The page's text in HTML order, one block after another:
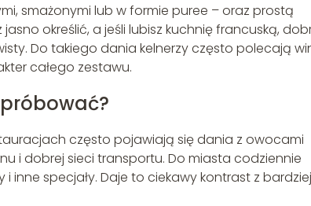
smażonymi lub w formie puree – oraz prostą
określić, a jeśli lubisz kuchnię francuską,
Do takiego dania kelnerzy często polecają
całego zestawu.
często pojawiają się dania z owocami
i dobrej sieci transportu. Do miasta codziennie
inne specjały. Daje to ciekawy kontrast z bardziej